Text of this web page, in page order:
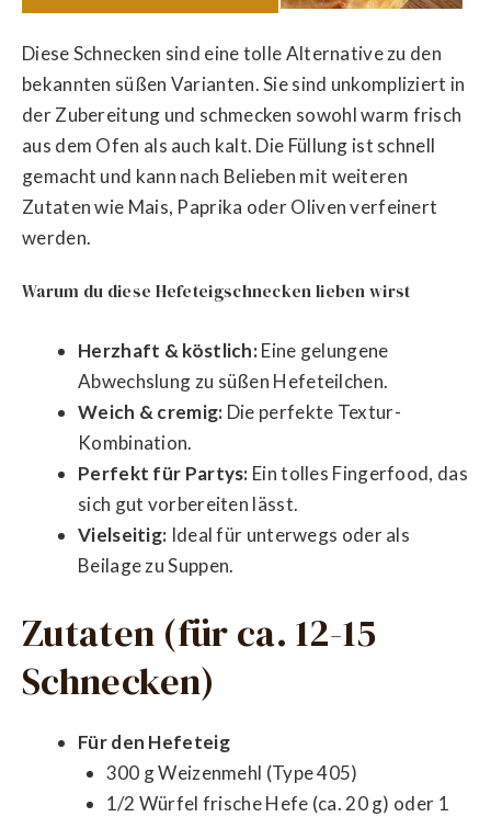
Diese Schnecken sind eine tolle Alternative zu den
bekannten süßen Varianten. Sie sind unkompliziert in
der Zubereitung und schmecken sowohl warm frisch
aus dem Ofen als auch kalt. Die Füllung ist schnell
gemacht und kann nach Belieben mit weiteren
Zutaten wie Mais, Paprika oder Oliven verfeinert
werden.
Warum du diese Hefeteigschnecken lieben wirst
Herzhaft & köstlich:Eine gelungene
Abwechslung zu süßen Hefeteilchen.
Weich & cremig: Die perfekte Textur-
Kombination.
Perfekt für Partys: Ein tolles Fingerfood, das
sich gut vorbereiten lässt.
Vielseitig: Ideal für unterwegs oder als
Beilage zu Suppen.
Zutaten (für ca. 12-15
Schnecken)
Für den Hefeteig
300 g Weizenmehl (Type 405)
1/2 Würfel frische Hefe (ca. 20 g) oder 1